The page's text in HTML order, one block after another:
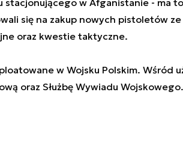
w Afganistanie - ma
się na zakup nowych pistoletów
oraz kwestie taktyczne.
w Wojsku Polskim. Wśród
oraz Służbę Wywiadu Wojskowego.